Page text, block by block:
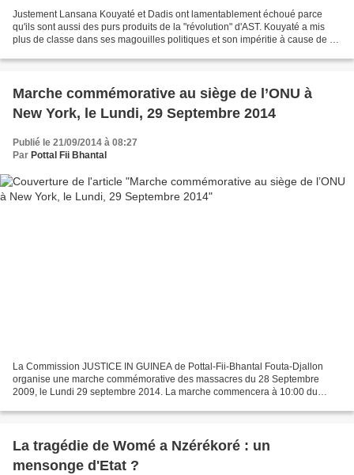
Justement Lansana Kouyaté et Dadis ont lamentablement échoué parce
qu'ils sont aussi des purs produits de la "révolution" d'AST. Kouyaté a mis
plus de classe dans ses magouilles politiques et son impéritie à cause de sa
Marche commémorative au siège de l’ONU à
New York, le Lundi, 29 Septembre 2014
Publié le 21/09/2014 à 08:27
Par Pottal Fii Bhantal
La Commission JUSTICE IN GUINEA de Pottal-Fii-Bhantal Fouta-Djallon
organise une marche commémorative des massacres du 28 Septembre
2009, le Lundi 29 septembre 2014. La marche commencera à 10:00 du
La tragédie de Womé a Nzérékoré : un
mensonge d'Etat ?